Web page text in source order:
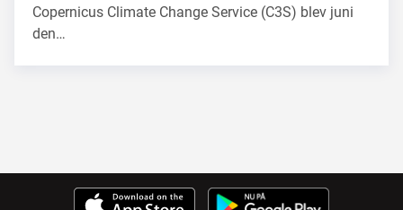
Copernicus Climate Change Service (C3S) blev juni
den…